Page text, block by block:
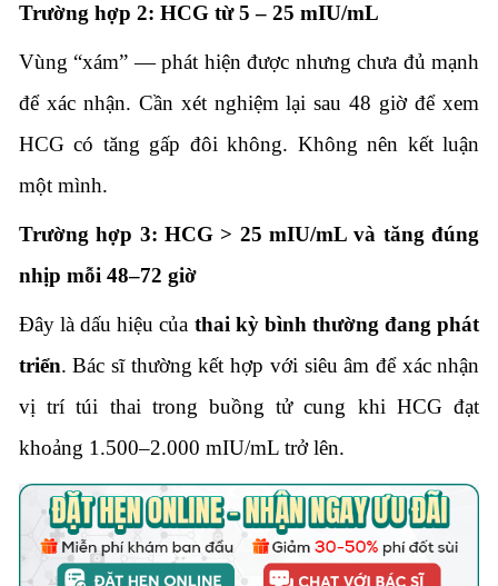
Trường hợp 2: HCG từ 5 – 25 mIU/mL
Vùng “xám” — phát hiện được nhưng chưa đủ mạnh
để xác nhận. Cần xét nghiệm lại sau 48 giờ để xem
HCG có tăng gấp đôi không. Không nên kết luận
một mình.
Trường hợp 3: HCG > 25 mIU/mL và tăng đúng
nhịp mỗi 48–72 giờ
Đây là dấu hiệu của thai kỳ bình thường đang phát
triển. Bác sĩ thường kết hợp với siêu âm để xác nhận
vị trí túi thai trong buồng tử cung khi HCG đạt
khoảng 1.500–2.000 mIU/mL trở lên.